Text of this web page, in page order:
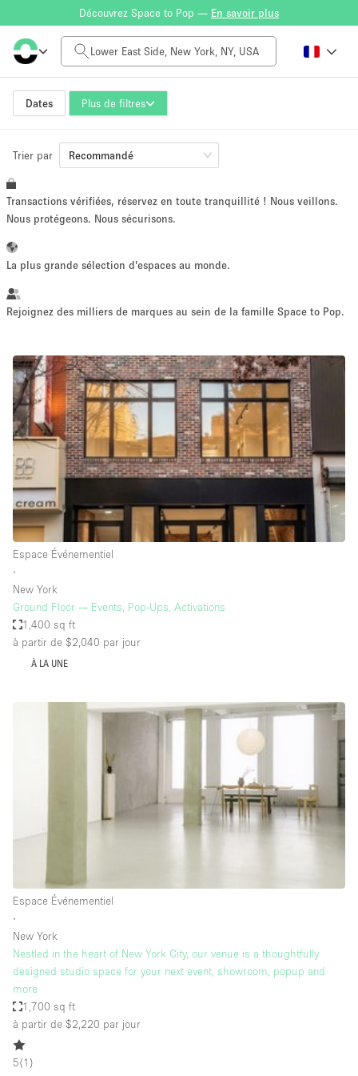
Découvrez Space to Pop — En savoir plus
Dates Plus de filtres
Tarif à la journée
$0
Taille de l'espace
~ 13 personnes
Vente au
détail
Showroom Événement Art Alimentation
Séance de
photo
Conférence Réunion Bureaux
Local
Commercial
Partagé
Type de l'espace
Atelier
Autre
Bateau
Boutique en Partage
Camion / Fourgon
Espace Atypique / Unique
Espace Publicitaire
Espace Événementiel
Kiosque / Stand / Corner
Trier par Recommandé
Transactions vérifiées, réservez en toute tranquillité ! Nous veillons.
Nous protégeons. Nous sécurisons.
La plus grande sélection d'espaces au monde.
Rejoignez des milliers de marques au sein de la famille Space to Pop.
Espace Événementiel
∙
New York
Ground Floor — Events, Pop-Ups, Activations
1,400 sq ft
à partir de $2,040 par jour
À LA UNE
Espace Événementiel
∙
New York
Nestled in the heart of New York City, our venue is a thoughtfully
designed studio space for your next event, showroom, popup and
more
1,700 sq ft
à partir de $2,220 par jour
5(1 )